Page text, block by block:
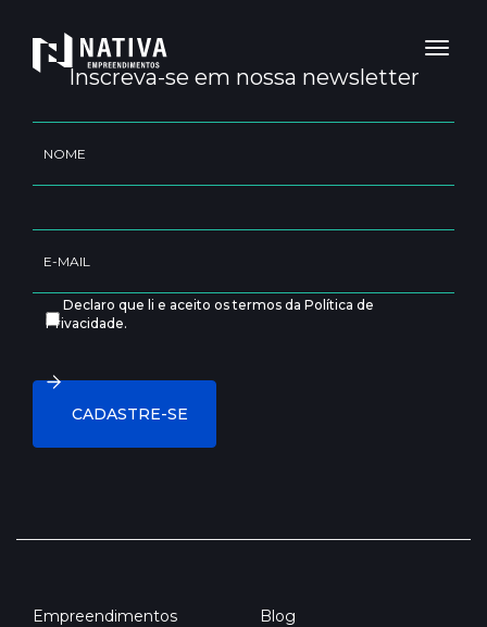
Toggle
Inscreva-se em nossa newsletter
Declaro que li e aceito os termos da Política de
Privacidade.
Empreendimentos Blog